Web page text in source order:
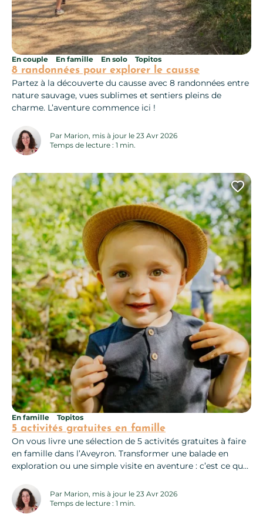
8 randonnées pour explorer le causse
En couple En famille En solo Topitos
Partez à la découverte du causse avec 8 randonnées entre
nature sauvage, vues sublimes et sentiers pleins de
charme. L’aventure commence ici !
Par Marion, mis à jour le 23 Avr 2026
Temps de lecture : 1 min.
5 activités gratuites en famille
En famille Topitos
On vous livre une sélection de 5 activités gratuites à faire
en famille dans l’Aveyron. Transformer une balade en
exploration ou une simple visite en aventure : c’est ce que
Par Marion, mis à jour le 23 Avr 2026
Temps de lecture : 1 min.